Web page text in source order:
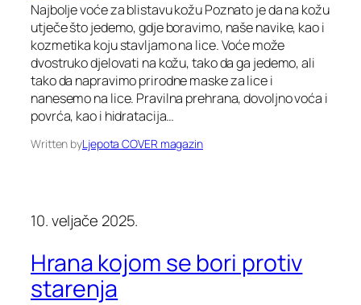
Najbolje voće za blistavu kožu Poznato je da na kožu
utječe što jedemo, gdje boravimo, naše navike, kao i
kozmetika koju stavljamo na lice. Voće može
dvostruko djelovati na kožu, tako da ga jedemo, ali
tako da napravimo prirodne maske za lice i
nanesemo na lice. Pravilna prehrana, dovoljno voća i
povrća, kao i hidratacija…
Written byLjepota COVER magazin
10. veljače 2025.
Hrana kojom se bori protiv
starenja